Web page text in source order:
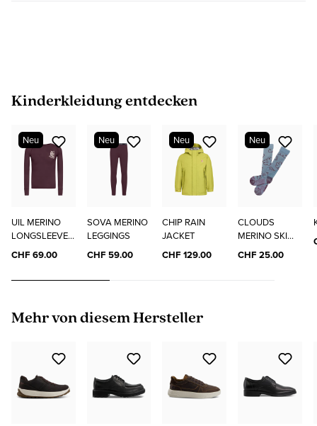
Produktgalerie überspringen
Kinderkleidung entdecken
Neu
UIL MERINO
LONGSLEEVE
"ELO"
CHF 69.00
Neu
SOVA MERINO
LEGGINGS
CHF 59.00
Neu
CHIP RAIN
JACKET
CHF 129.00
Neu
CLOUDS
MERINO SKI
SOCKS
CHF 25.00
Produktgalerie überspringen
Mehr von diesem Hersteller